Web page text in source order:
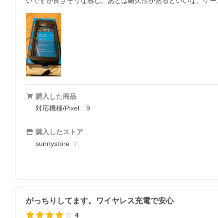
購入した商品
対応機種/Pixel 9
購入したストア
sunnystore
がっちりしてます。ワイヤレス充電で安心
4